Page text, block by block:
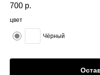
700 р.
цвет
Чёрный